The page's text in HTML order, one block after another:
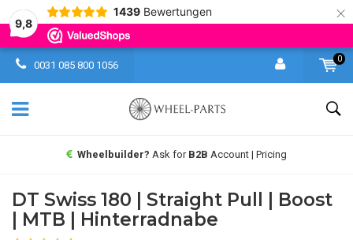
9,8
1439 Bewertungen ×
0031 085 800 1056
0
Wheelbuilder? Ask for B2B Account | Pricing
DT Swiss 180 | Straight Pull | Boost
| MTB | Hinterradnabe